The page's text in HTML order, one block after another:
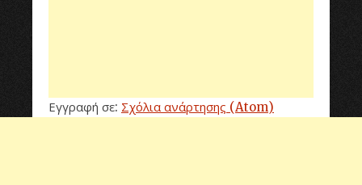
Εγγραφή σε: Σχόλια ανάρτησης (Atom)